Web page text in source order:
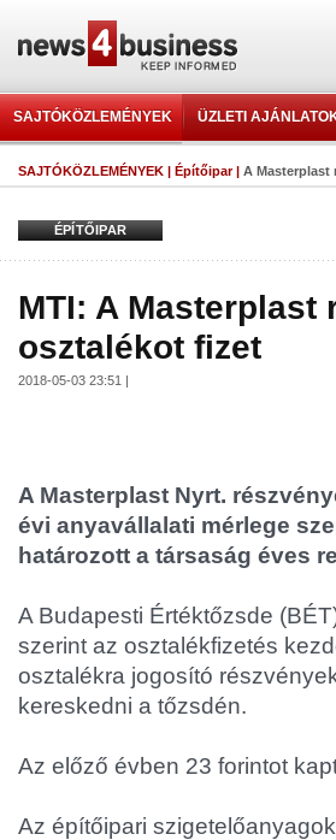
SAJTÓKÖZLEMÉNYEK ÜZLETI
SAJTÓKÖZLEMÉNYEK | Építőipar| A Masterplast
ÉPÍTŐIPAR
MTI: A
osztalékot fizet
2018-05-03 23:51 |
A Masterplast Nyrt.
évi anyavállalati mérlege
határozott a társaság éves
A Budapesti Értéktőzsde
szerint az osztalékfizetés
osztalékra jogosító
kereskedni a tőzsdén.
Az előző évben 23 forintot
Az építőipari